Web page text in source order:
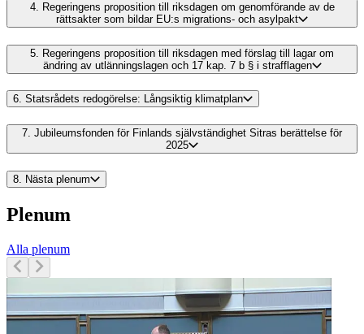
4. Regeringens proposition till riksdagen om genomförande av de
rättsakter som bildar EU:s migrations- och asylpakt
5.
Regeringens proposition till riksdagen med förslag till lagar om
ändring av utlänningslagen och 17 kap. 7 b § i strafflagen
6. Statsrådets redogörelse: Långsiktig klimatplan
7. Jubileumsfonden för Finlands självständighet Sitras berättelse för
2025
8. Nästa plenum
Plenum
Alla plenum